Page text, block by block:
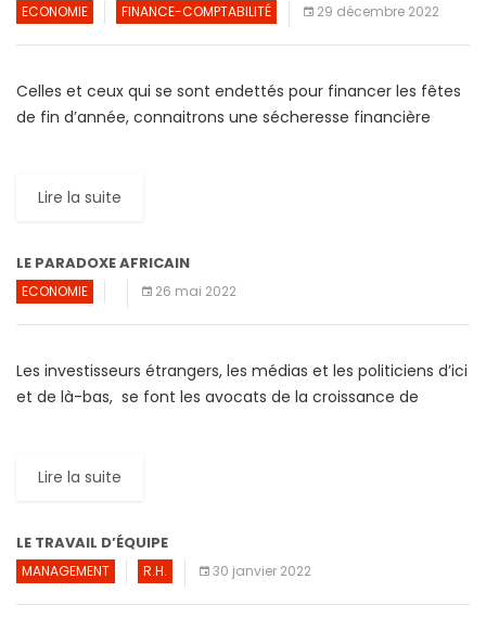
ECONOMIE FINANCE-COMPTABILITÉ 29 décembre 2022
Celles et ceux qui se sont endettés pour financer les fêtes
de fin d’année, connaitrons une sécheresse financière
Lire la suite
LE PARADOXE AFRICAIN
ECONOMIE 26 mai 2022
Les investisseurs étrangers, les médias et les politiciens d’ici
et de là-bas, se font les avocats de la croissance de
Lire la suite
LE TRAVAIL D’ÉQUIPE
MANAGEMENT R.H. 30 janvier 2022